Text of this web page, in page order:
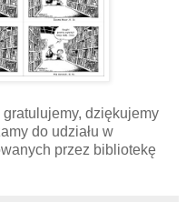
dziękujemy
do udziału w
przez bibliotekę